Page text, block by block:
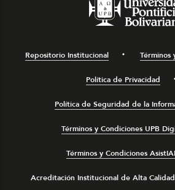
Repositorio Institucional Términos
Política de Privacidad
Política de Seguridad de la
Términos y Condiciones UPB
Términos y Condiciones
Acreditación Institucional de Alta